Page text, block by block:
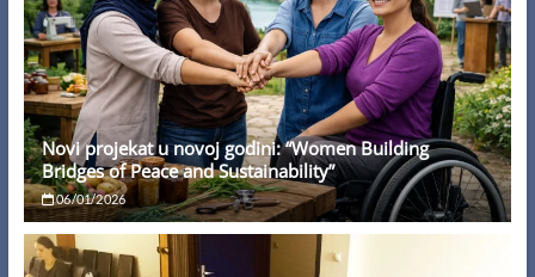
Novi projekat u novoj godini: “Women Building
Bridges of Peace and Sustainability”
06/01/2026